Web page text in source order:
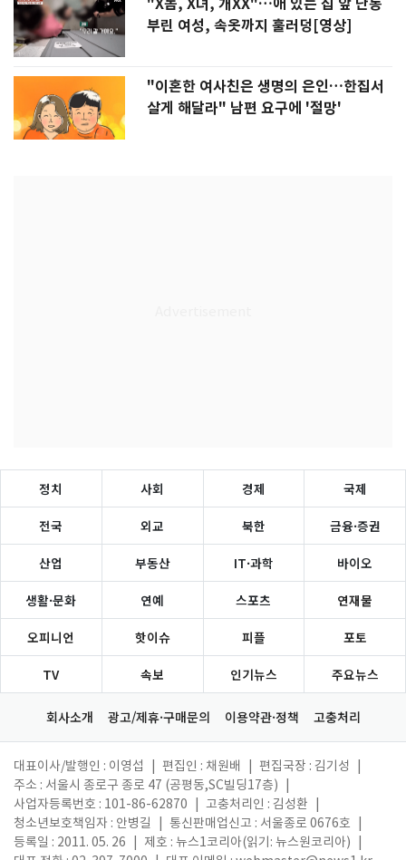
부린 여성, 속옷까지 훌러덩[영상]
"이혼한 여사친은 생명의 은인…한집서
살게 해달라" 남편 요구에 '절망'
정치 사회 경제 국제
전국 외교 북한 금융·증권
산업 부동산 IT·과학 바이오
생활·문화 연예 스포츠 연재물
오피니언 핫이슈 피플 포토
TV 속보 인기뉴스 주요뉴스
회사소개 광고/제휴·구매문의 이용약관·정책 고충처리
대표이사/발행인 : 이영섭 편집인 : 채원배 편집국장 : 김기성
주소 : 서울시 종로구 종로 47 (공평동,SC빌딩17층)
사업자등록번호 : 101-86-62870
고충처리인 : 김성환
청소년보호책임자 : 안병길
통신판매업신고 : 서울종로 0676호
등록일 : 2011. 05. 26
제호 : 뉴스1코리아(읽기: 뉴스원코리아)